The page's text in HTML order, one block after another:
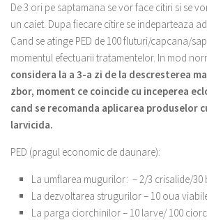
De 3 ori pe saptamana se vor face citiri si se
un caiet. Dupa fiecare citire se indeparteaza
Cand se atinge PED de 100 fluturi/capcana/
momentul efectuarii tratamentelor. In mod
considera la a 3-a zi de la descresterea
zbor, moment ce coincide cu inceperea
cand se recomanda aplicarea produselor
larvicida.
PED (pragul economic de daunare):
La umflarea mugurilor: – 2/3 crisalide/30
La dezvoltarea strugurilor – 10 oua
La parga ciorchinilor – 10 larve/ 100